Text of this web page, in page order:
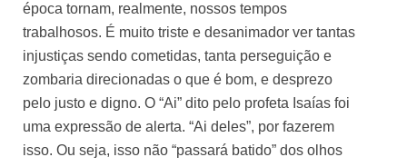
época tornam, realmente, nossos tempos
trabalhosos. É muito triste e desanimador ver tantas
injustiças sendo cometidas, tanta perseguição e
zombaria direcionadas o que é bom, e desprezo
pelo justo e digno. O “Ai” dito pelo profeta Isaías foi
uma expressão de alerta. “Ai deles”, por fazerem
isso. Ou seja, isso não “passará batido” dos olhos